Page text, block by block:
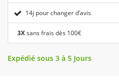
14j pour changer d’avis
3Xsans frais dès 100€
Expédié sous 3 à 5 Jours